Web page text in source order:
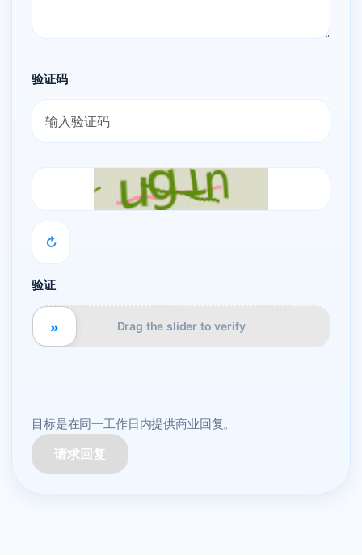
验证码
↻
验证
Drag the slider to verify
»
目标是在同一工作日内提供商业回复。
请求回复